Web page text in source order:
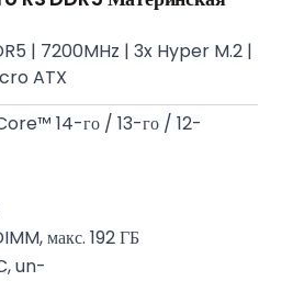
| 7200MHz | 3x Hyper M.2 |
ATX
14-го / 13-го / 12-
макс. 192 ГБ
un-